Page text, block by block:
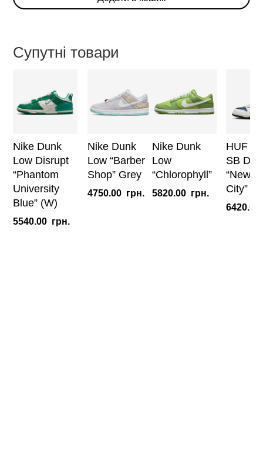
Супутні товари
Nike Dunk
Low Disrupt
“Phantom
University
Blue” (W)
5540.00 грн.
Nike Dunk
Low “Barber
Shop” Grey
4750.00 грн.
Nike Dunk
Low
“Chlorophyll”
5820.00 грн.
HUF x
SB
“New
City”
6420.00